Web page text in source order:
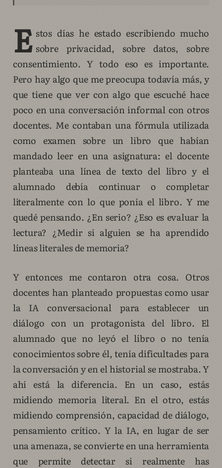
E stos días he estado escribiendo mucho
sobre privacidad, sobre datos, sobre
consentimiento. Y todo eso es importante.
Pero hay algo que me preocupa todavía más, y
que tiene que ver con algo que escuché hace
poco en una conversación informal con otros
docentes. Me contaban una fórmula utilizada
como examen sobre un libro que habían
mandado leer en una asignatura: el docente
planteaba una línea de texto del libro y el
alumnado debía continuar o completar
literalmente con lo que ponía el libro. Y me
quedé pensando. ¿En serio? ¿Eso es evaluar la
lectura? ¿Medir si alguien se ha aprendido
líneas literales de memoria?
Y entonces me contaron otra cosa. Otros
docentes han planteado propuestas como usar
la IA conversacional para establecer un
diálogo con un protagonista del libro. El
alumnado que no leyó el libro o no tenía
conocimientos sobre él, tenía dificultades para
la conversación y en el historial se mostraba. Y
ahí está la diferencia. En un caso, estás
midiendo memoria literal. En el otro, estás
midiendo comprensión, capacidad de diálogo,
pensamiento crítico. Y la IA, en lugar de ser
una amenaza, se convierte en una herramienta
que permite detectar si realmente has